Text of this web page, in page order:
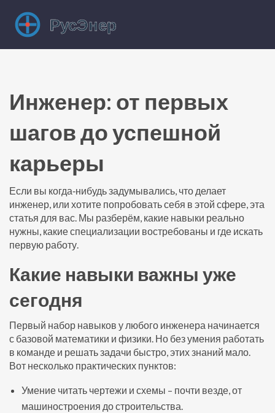
Инженер: от первых
шагов до успешной
карьеры
Если вы когда‑нибудь задумывались, что делает
инженер, или хотите попробовать себя в этой сфере, эта
статья для вас. Мы разберём, какие навыки реально
нужны, какие специализации востребованы и где искать
первую работу.
Какие навыки важны уже
сегодня
Первый набор навыков у любого инженера начинается
с базовой математики и физики. Но без умения работать
в команде и решать задачи быстро, этих знаний мало.
Вот несколько практических пунктов:
Умение читать чертежи и схемы – почти везде, от
машиностроения до строительства.